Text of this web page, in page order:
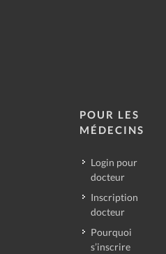
POUR LES
MÉDECINS
Login pour
docteur
Inscription
docteur
Pourquoi
s’inscrire